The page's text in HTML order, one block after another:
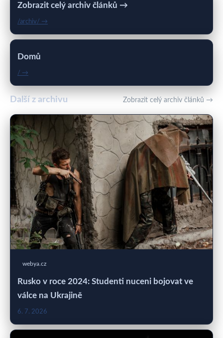
Zobrazit celý archiv článků →
/archiv/ →
Domů
/ →
Další z archivu Zobrazit celý archiv článků →
webya.cz
Rusko v roce 2024: Studenti nuceni bojovat ve
válce na Ukrajině
6. 7. 2026